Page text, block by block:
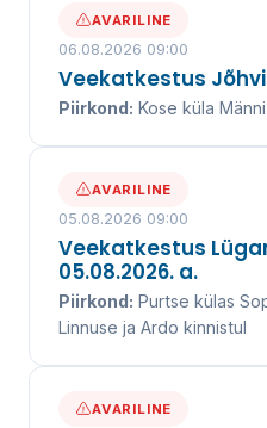
AVARILINE
06.08.2026 09:00
Veekatkestus
Piirkond: Kose küla
AVARILINE
05.08.2026 09:00
Veekatkestus
05.08.2026. a.
Piirkond: Purtse külas
Linnuse ja Ardo kinnistul
AVARILINE